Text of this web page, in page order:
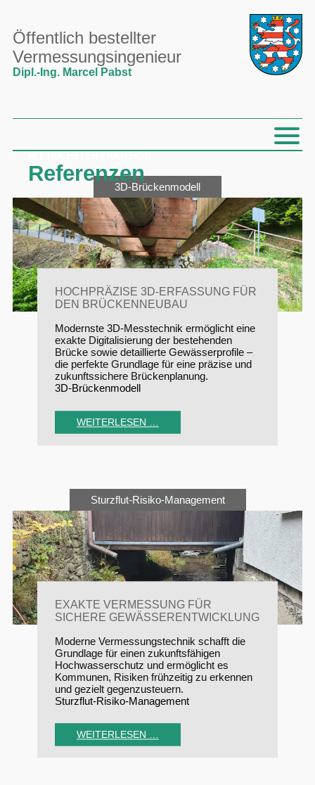
Öffentlich bestellter
Vermessungsingenieur
Dipl.-Ing. Marcel Pabst
Referenzen
3D-Brückenmodell
HOCHPRÄZISE 3D-ERFASSUNG FÜR
DEN BRÜCKENNEUBAU
Modernste 3D-Messtechnik ermöglicht eine
exakte Digitalisierung der bestehenden
Brücke sowie detaillierte Gewässerprofile –
die perfekte Grundlage für eine präzise und
zukunftssichere Brückenplanung.
3D-Brückenmodell
WEITERLESEN …
Sturzflut-Risiko-Management
EXAKTE VERMESSUNG FÜR
SICHERE GEWÄSSERENTWICKLUNG
Moderne Vermessungstechnik schafft die
Grundlage für einen zukunftsfähigen
Hochwasserschutz und ermöglicht es
Kommunen, Risiken frühzeitig zu erkennen
und gezielt gegenzusteuern.
Sturzflut-Risiko-Management
WEITERLESEN …